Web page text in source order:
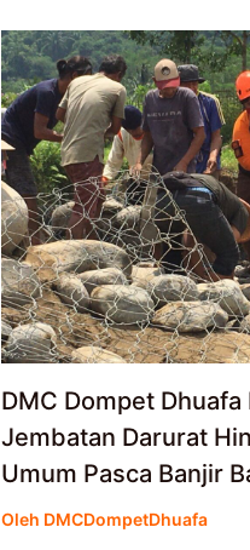
DMC Dompet Dhuafa
Jembatan Darurat
Umum Pasca Banjir
Oleh DMCDompetDhuafa